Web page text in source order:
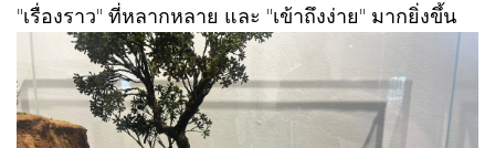
"เรื่องราว" ที่หลากหลาย และ "เข้าถึงง่าย" มากยิ่งขึ้น